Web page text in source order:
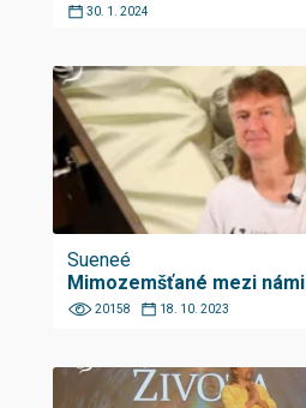
30. 1. 2024
Sueneé
Mimozemšťané mezi námi
20158 18. 10. 2023